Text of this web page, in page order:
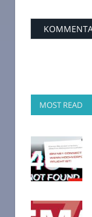
MOST READ